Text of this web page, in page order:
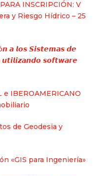
INSCRIPCIÓN: V
y Riesgo Hídrico – 25
𝙖 𝙡𝙤𝙨 𝙎𝙞𝙨𝙩𝙚𝙢𝙖𝙨 𝙙𝙚
𝙨𝙤𝙛𝙩𝙬𝙖𝙧𝙚
e IBEROAMERICANO
de Geodesia y
«GIS para Ingeniería»